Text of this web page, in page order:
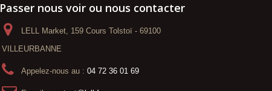
Passer nous voir ou nous contacter
LELL Market, 159 Cours Tolstoï - 69100
VILLEURBANNE
Appelez-nous au : 04 72 36 01 69